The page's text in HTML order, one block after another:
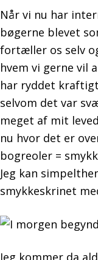
Når vi nu har
bøgerne blevet
fortæller os selv
hvem vi gerne vil
har ryddet
selvom det var
meget af mit
nu hvor det er
bogreoler =
Jeg kan
smykkeskrinet
Jeg kommer da